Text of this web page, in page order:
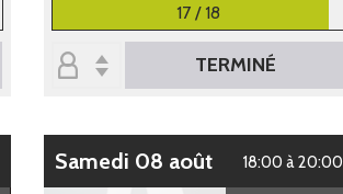
17 / 18
TERMINÉ
samedi 08 août 18:00 à 20:00